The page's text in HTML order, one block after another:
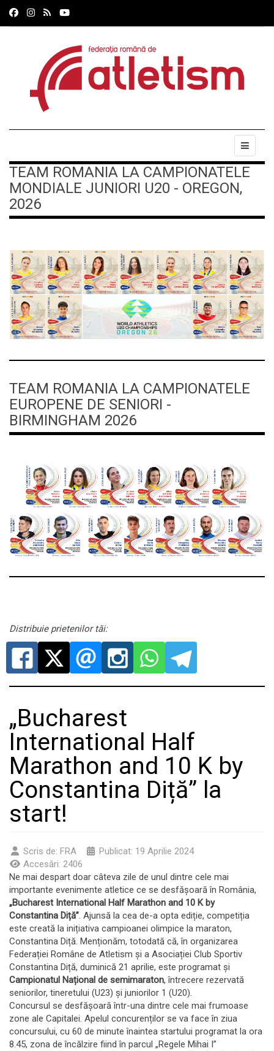
TEAM ROMANIA LA CAMPIONATELE
MONDIALE JUNIORI U20 - OREGON,
2026
TEAM ROMANIA LA CAMPIONATELE
EUROPENE DE SENIORI -
BIRMINGHAM 2026
Distribuie prietenilor tăi:
„Bucharest
International Half
Marathon and 10 K by
Constantina Diță” la
start!
Scris de: FRA
Publicat: 19 Aprilie 2024
Accesări: 2406
Ne mai despart doar câteva zile de unul dintre cele mai
importante evenimente atletice ce se desfășoară în România,
„Bucharest International Half Marathon and 10 K by
Constantina Diță”. Ajunsă la cea de-a opta ediție, competiția
este creată la inițiativa campioanei olimpice la maraton,
Constantina Diță. Menționăm, totodată că, în organizarea
Federației Române de Atletism și a Asociației Club Sportiv
Constantina Diță, duminică 21 aprilie, este programat și
Campionatul Național de semimaraton, întrecere rezervată
seniorilor, tineretului (U23) și juniorilor 1 (U20).
Concursul se desfășoară într-una dintre cele mai frumoase
zone ale Capitalei. Apelul concurenților se va face în ziua
concursului, cu 60 de minute înaintea startului programat la ora
8.45, zona de încălzire fiind în parcul „Regele Mihai I”